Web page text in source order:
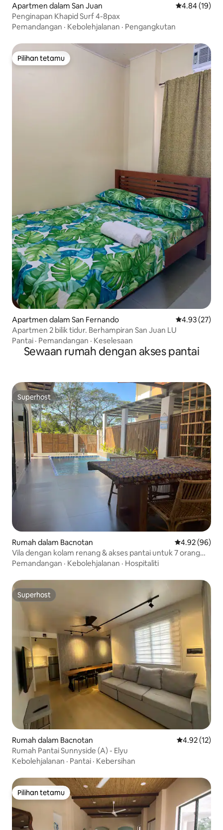
Apartmen dalam San Juan Penarafan
4.84 (19)
Penginapan Khapid Surf 4-8pax
Pemandangan · Kebolehjalanan · Pengangkutan
Pilihan tetamu
Pilihan tetamu
Apartmen dalam San Fernando Penarafan
4.93 (27)
Apartmen 2 bilik tidur. Berhampiran San Juan LU
Pantai · Pemandangan · Keselesaan
Sewaan rumah dengan akses pantai
Superhost
Superhost
Rumah dalam Bacnotan Penarafan
4.92 (96)
Vila dengan kolam renang & akses pantai untuk 7 orang
dewasa sahaja
Pemandangan · Kebolehjalanan · Hospitaliti
Superhost
Superhost
Rumah dalam Bacnotan Penarafan
4.92 (12)
Rumah Pantai Sunnyside (A) - Elyu
Kebolehjalanan · Pantai · Kebersihan
Pilihan tetamu
Pilihan tetamu